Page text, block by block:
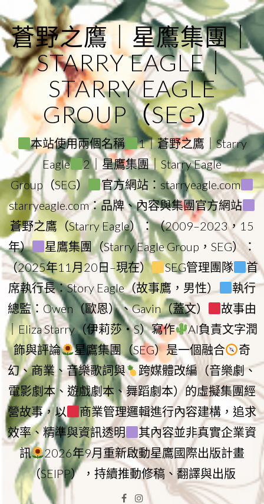
to
content
蒼野之鷹｜星鷹集團｜
STARRY EAGLE｜
STARRY EAGLE
GROUP（SEG）
本站使用兩個名稱
1｜蒼野之鷹｜Starry
Eagle
2｜星鷹集團｜Starry Eagle
Group（SEG）
官方網站：starryeagle.com
starryeagle.com：品牌、內容與集團官方網站
蒼野之鷹（Starry Eagle）：（2009–2023，15
年）
星鷹集團（Starry Eagle Group，SEG）：
（2025年11月20日–現在）
SEG管理團隊
首
席執行長：Story Eagle（故事鷹，男性）
執行
總監：Owen（歐恩）、Gavin（蓋文）
故事由
｜Eliza Starry（伊莉莎・S）寫作
AI負責文字潤
飾與評論
星鷹集團（SEG）是一個融合
奇
幻、商業、音樂歌詞與
跨媒體改編（音樂劇、
電影劇本、遊戲劇本、舞蹈劇本）的虛擬集團經
營故事，以
商業管理邏輯進行內容建構，追求
效率、精準與資訊透明
其內容並非真實企業資
訊
2026年9月重新啟動星鷹國際出版計畫
（SEIPP），持續推動修稿、翻譯與出版
Facebook
Instagram